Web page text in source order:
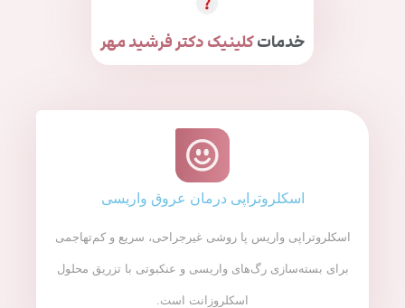
خدماتکلینیک دکتر فرشید مهر
اسکلروتراپی درمان عروق واریسی
اسکلروتراپی واریس پا روشی غیرجراحی، سریع و کم‌تهاجمی
برای بسته‌سازی رگ‌های واریسی و عنکبوتی با تزریق محلول
اسکلروزانت است.